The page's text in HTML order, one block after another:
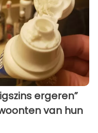
ergeren”
van hun